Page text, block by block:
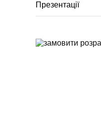
Презентації